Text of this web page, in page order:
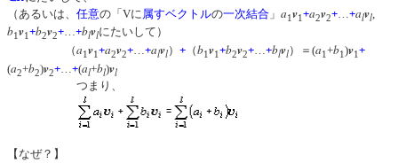
（あるいは、 任意の「Vに 属すベクトルの一次結合 」 a1v1+a2v2+ +alvl
b1v1+b2v2+…+blvlにたいして）
（a1v1+a2v2+…+alvl） + （b1v1+b2v2+…+blvl）＝(a1+b1)v1+
(a2+b2)v2+ +(al+bl)vl
つまり、
【なぜ？】